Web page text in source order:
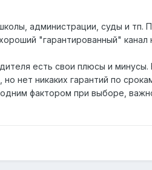
администрации, суды и тп.
"гарантированный" канал
есть свои плюсы и
нет никаких гарантий по
фактором при выборе,